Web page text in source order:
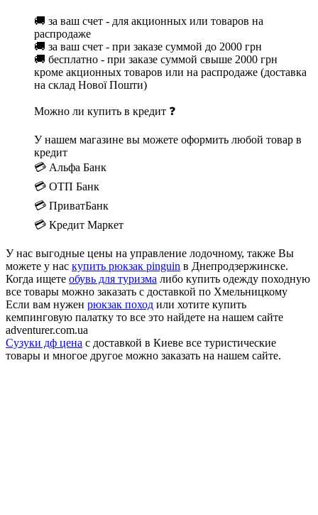
🚚 за ваш счет - для акционных или товаров на
распродаже
🚚 за ваш счет - при заказе суммой до 2000 грн
🚚 бесплатно - при заказе суммой свыше 2000 грн
кроме акционных товаров или на распродаже (доставка
на склад Нової Пошти)
Можно ли купить в кредит ❓
У нашем магазине вы можете оформить любой товар в
кредит
💳 Альфа Банк
💳 ОТП Банк
💳 ПриватБанк
💳 Кредит Маркет
У нас выгодные цены на управление лодочному, также Вы
можете у нас купить рюкзак pinguin в Днепродзержинске.
Когда ищете обувь для туризма либо купить одежду походную
все товары можно заказать с доставкой по Хмельницкому
Если вам нужен рюкзак поход или хотите купить
кемпинговую палатку то все это найдете на нашем сайте
adventurer.com.ua
Сузуки дф цена с доставкой в Киеве все туристические
товары и многое другое можно заказать на нашем сайте.